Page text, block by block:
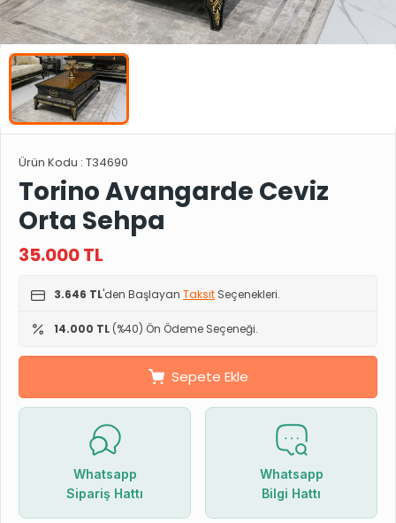
Ürün Kodu : T34690
Torino Avangarde Ceviz
Orta Sehpa
35.000TL
3.646 TL'den Başlayan Taksit Seçenekleri.
14.000 TL (%40) Ön Ödeme Seçeneği.
Sepete Ekle
Whatsapp
Sipariş Hattı
Whatsapp
Bilgi Hattı